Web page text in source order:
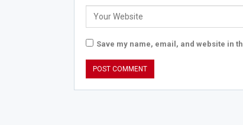
Save my name, email, and website in